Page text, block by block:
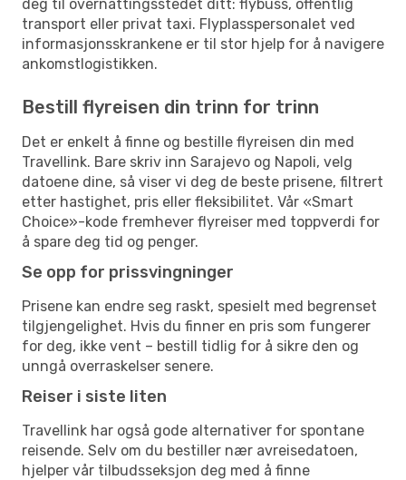
deg til overnattingsstedet ditt: flybuss, offentlig
transport eller privat taxi. Flyplasspersonalet ved
informasjonsskrankene er til stor hjelp for å navigere
ankomstlogistikken.
Bestill flyreisen din trinn for trinn
Det er enkelt å finne og bestille flyreisen din med
Travellink. Bare skriv inn Sarajevo og Napoli, velg
datoene dine, så viser vi deg de beste prisene, filtrert
etter hastighet, pris eller fleksibilitet. Vår «Smart
Choice»-kode fremhever flyreiser med toppverdi for
å spare deg tid og penger.
Se opp for prissvingninger
Prisene kan endre seg raskt, spesielt med begrenset
tilgjengelighet. Hvis du finner en pris som fungerer
for deg, ikke vent – bestill tidlig for å sikre den og
unngå overraskelser senere.
Reiser i siste liten
Travellink har også gode alternativer for spontane
reisende. Selv om du bestiller nær avreisedatoen,
hjelper vår tilbudsseksjon deg med å finne